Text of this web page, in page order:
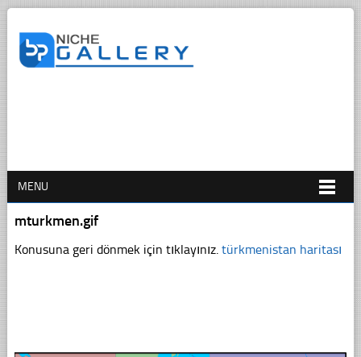
MENU
mturkmen.gif
Konusuna geri dönmek için tıklayınız. türkmenistan haritası